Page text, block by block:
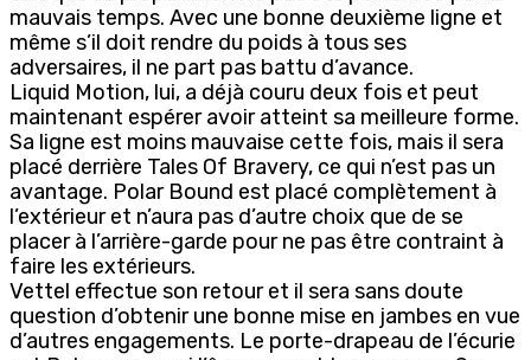
mauvais temps. Avec une bonne deuxième ligne et
même s’il doit rendre du poids à tous ses
adversaires, il ne part pas battu d’avance.
Liquid Motion, lui, a déjà couru deux fois et peut
maintenant espérer avoir atteint sa meilleure forme.
Sa ligne est moins mauvaise cette fois, mais il sera
placé derrière Tales Of Bravery, ce qui n’est pas un
avantage. Polar Bound est placé complètement à
l’extérieur et n’aura pas d’autre choix que de se
placer à l’arrière-garde pour ne pas être contraint à
faire les extérieurs.
Vettel effectue son retour et il sera sans doute
question d’obtenir une bonne mise en jambes en vue
d’autres engagements. Le porte-drapeau de l’écurie